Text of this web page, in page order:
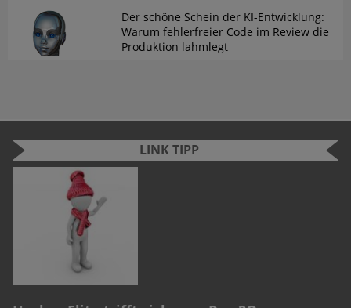
Der schöne Schein der KI-Entwicklung:
Warum fehlerfreier Code im Review die
Produktion lahmlegt
LINK TIPP